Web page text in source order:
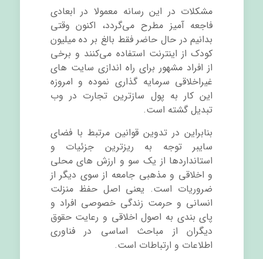
مشکلات در این رسانه معمولا در ابعادی
فاجعه آمیز مطرح می‌گردد، اکنون وقتی
بدانیم در حال حاضر فقط بالغ بر ده میلیون
کودک از اینترنت استفاده می‌کنند و برخی
از افراد مشهور برای راه اندازی سایت های
غیراخلاقی سرمایه گذاری نموده و امروزه
این کار به پول سازترین تجارت در وب
تبدیل گشته است.
بنابراین در تدوین قوانین مرتبط با فضای
سایبر توجه به ریزترین جزئیات و
استانداردها از یک سو و ارزش های محلی
و اخلاقی و مذهبی جامعه از سوی دیگر از
ضروریات است. یعنی اصل حفظ منزلت
انسانی و حرمت زندگی خصوصی افراد و
پای بندی به اصول اخلاقی و رعایت حقوق
دیگران از مباحث اساسی در فناوری
اطلاعات و ارتباطات است.